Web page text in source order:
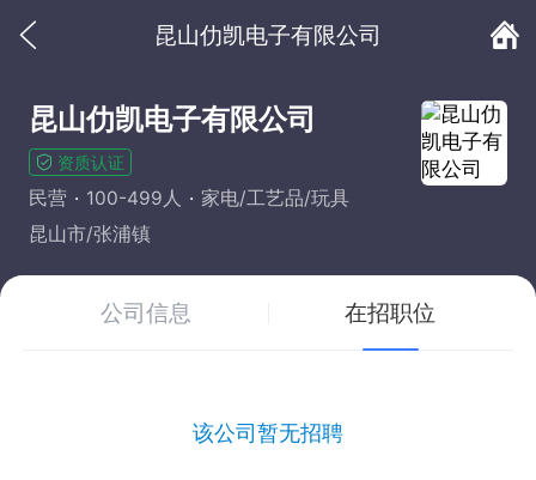
昆山仂凯电子有限公司
昆山仂凯电子有限公司
资质认证
民营 100-499人
家电/工艺品/玩具
昆山市/张浦镇
公司信息 在招职位
该公司暂无招聘